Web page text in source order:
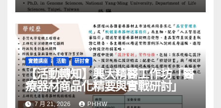
實體講座 活動 研討會
【活動轉知】興大精醫工作坊「醫
療器材商品化精要與實戰研討」
7 月 21, 2026 PHHW